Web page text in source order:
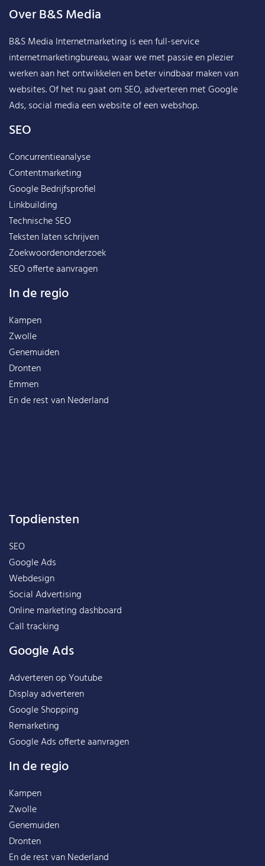
Over B&S Media
B&S Media Internetmarketing is een full-service
internetmarketingbureau, waar we met passie en plezier
werken aan het ontwikkelen en beter vindbaar maken van
websites. Of het nu gaat om SEO, adverteren met Google
Ads, social media een website of een webshop.
SEO
Concurrentieanalyse
Contentmarketing
Google Bedrijfsprofiel
Linkbuilding
Technische SEO
Teksten laten schrijven
Zoekwoordenonderzoek
SEO offerte aanvragen
In de regio
Kampen
Zwolle
Genemuiden
Dronten
Emmen
En de rest vanNederland
Topdiensten
SEO
Google Ads
Webdesign
Social Advertising
Online marketing dashboard
Call tracking
Google Ads
Adverteren op Youtube
Display adverteren
Google Shopping
Remarketing
Google Ads offerte aanvragen
In de regio
Kampen
Zwolle
Genemuiden
Dronten
En de rest vanNederland